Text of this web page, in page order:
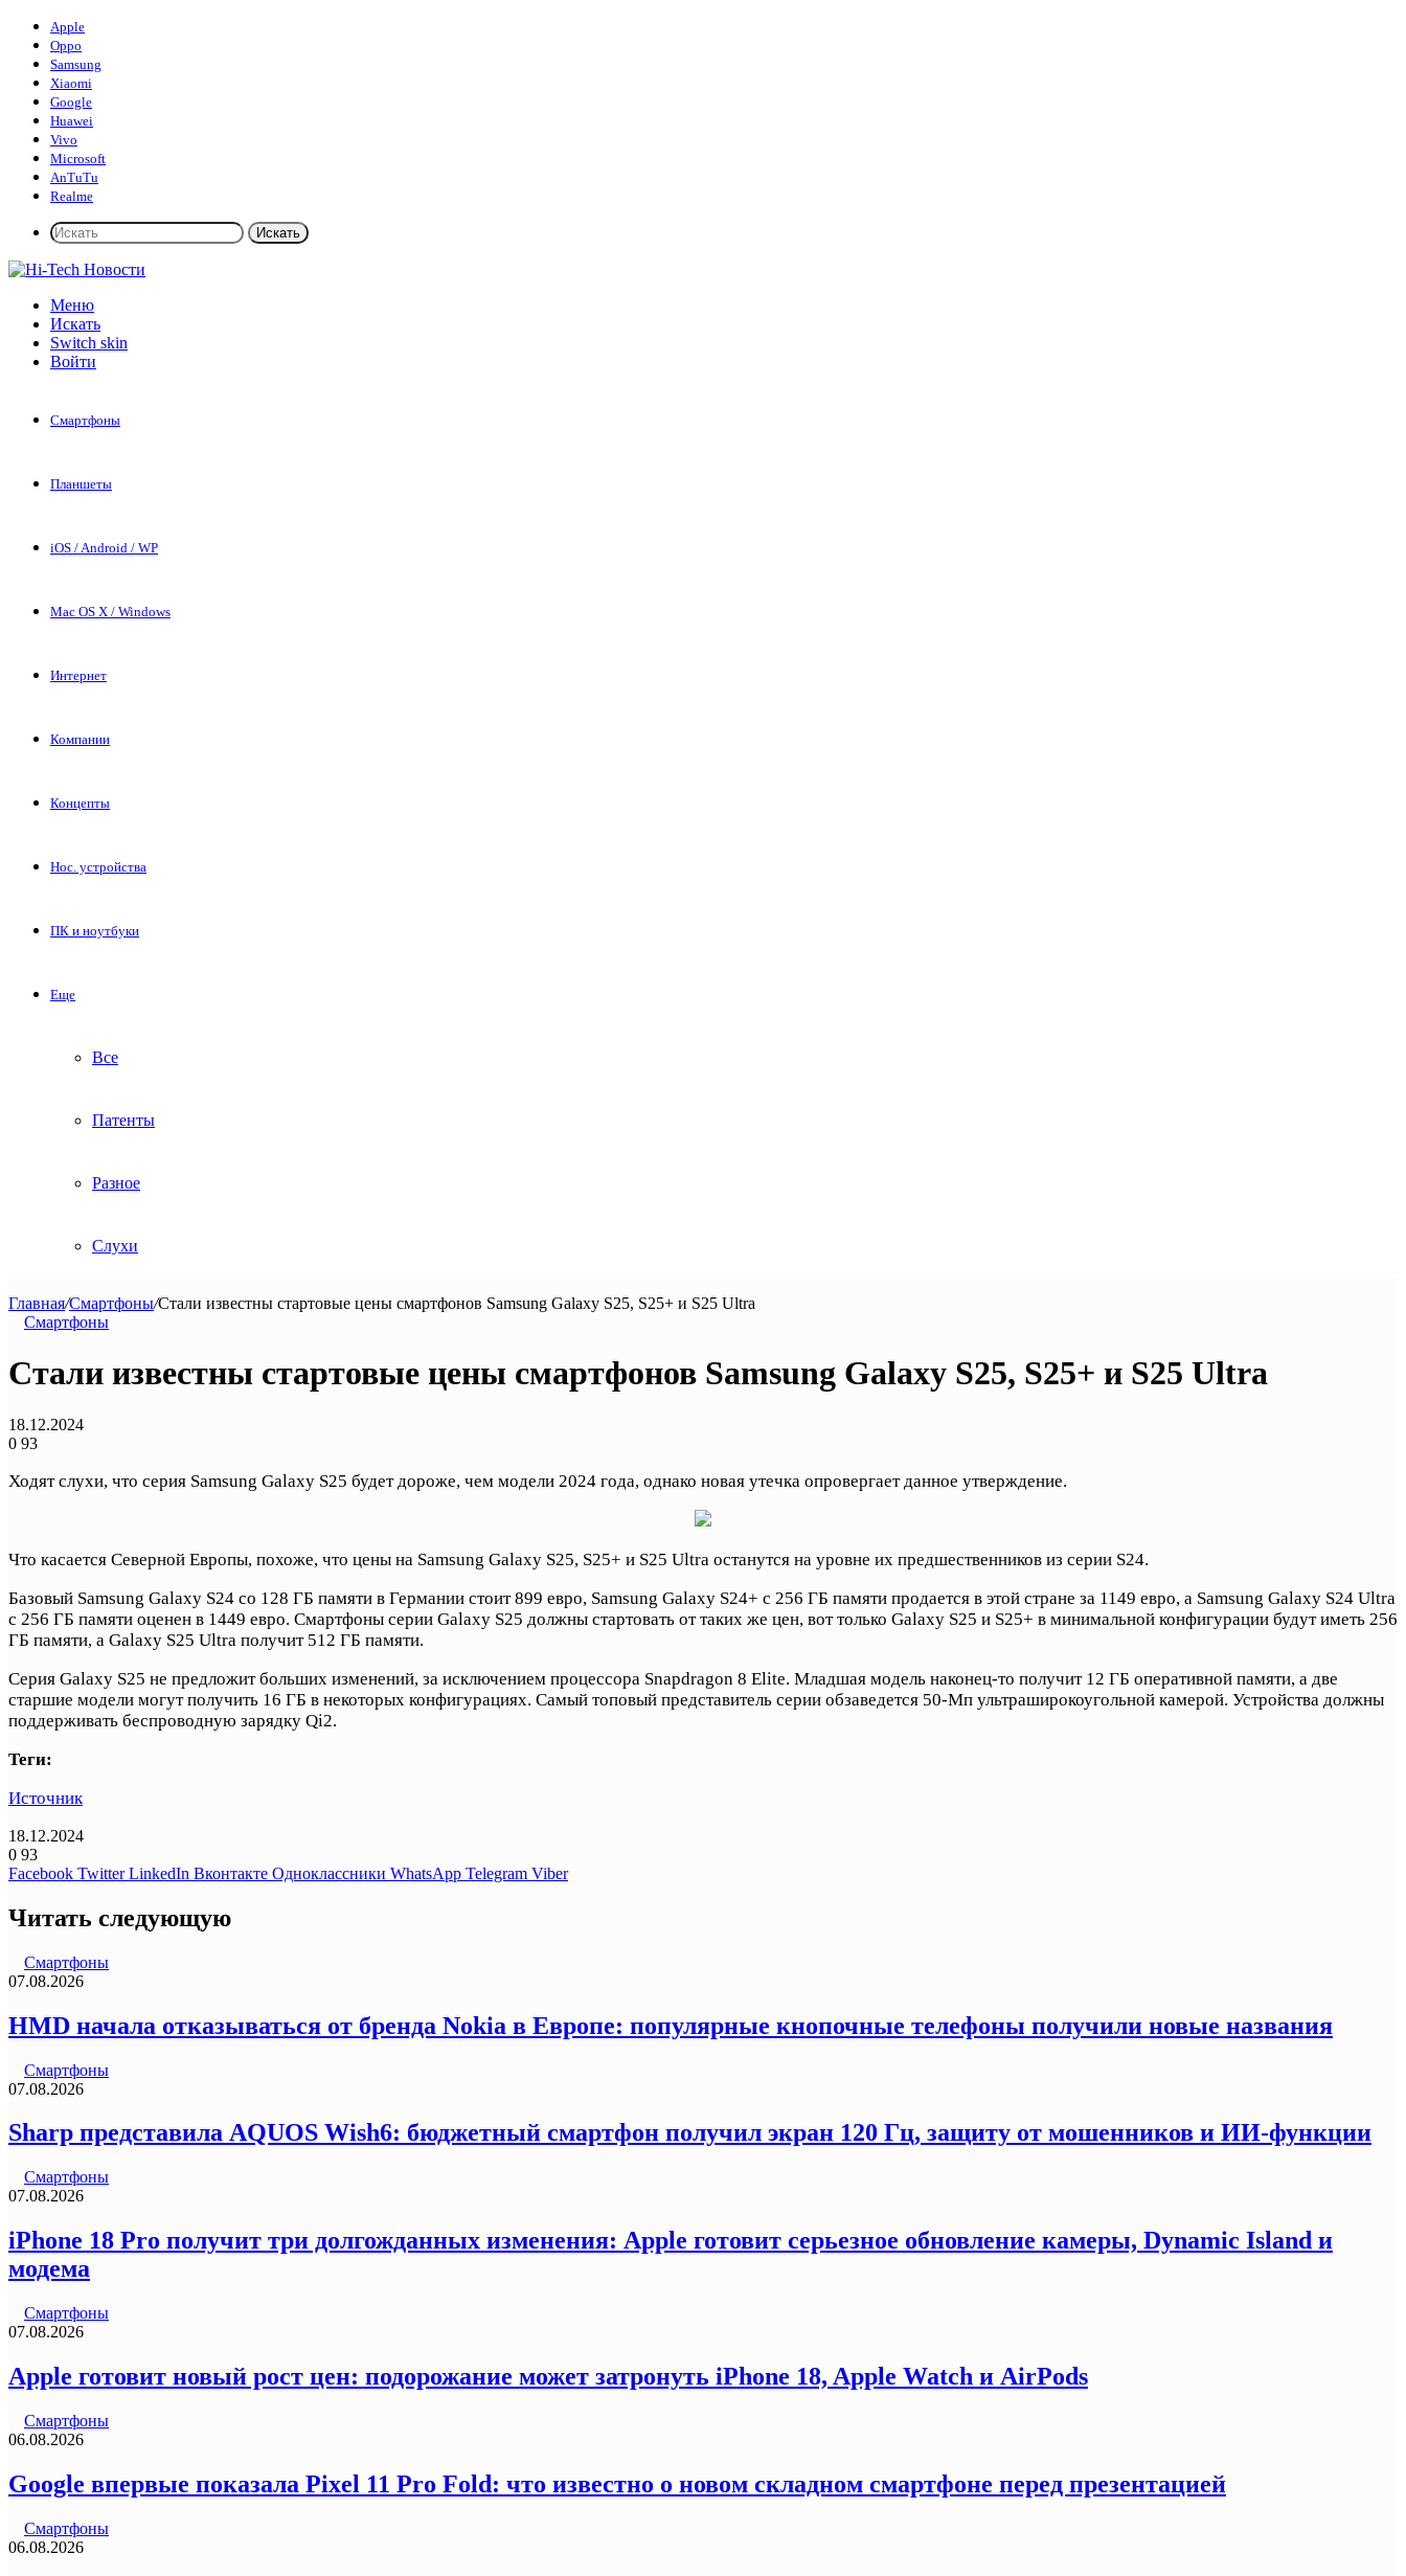
Apple
Oppo
Samsung
Xiaomi
Google
Huawei
Vivo
Microsoft
AnTuTu
Realme
Искать
Меню
Искать
Switch skin
Войти
Смартфоны
Планшеты
iOS / Android / WP
Mac OS X / Windows
Интернет
Компании
Концепты
Нос. устройства
ПК и ноутбуки
Еще
Все
Патенты
Разное
Слухи
Главная/Смартфоны/Стали известны стартовые цены смартфонов Samsung Galaxy S25, S25+ и S25 Ultra
Смартфоны
Стали известны стартовые цены смартфонов Samsung Galaxy S25, S25+ и S25 Ultra
18.12.2024
0 93
Ходят слухи, что серия Samsung Galaxy S25 будет дороже, чем модели 2024 года, однако новая утечка опровергает данное утверждение.
Что касается Северной Европы, похоже, что цены на Samsung Galaxy S25, S25+ и S25 Ultra останутся на уровне их предшественников из серии S24.
Базовый Samsung Galaxy S24 со 128 ГБ памяти в Германии стоит 899 евро, Samsung Galaxy S24+ с 256 ГБ памяти продается в этой стране за 1149 евро, а Samsung Galaxy S24 Ultra
с 256 ГБ памяти оценен в 1449 евро. Смартфоны серии Galaxy S25 должны стартовать от таких же цен, вот только Galaxy S25 и S25+ в минимальной конфигурации будут иметь 256
ГБ памяти, а Galaxy S25 Ultra получит 512 ГБ памяти.
Серия Galaxy S25 не предложит больших изменений, за исключением процессора Snapdragon 8 Elite. Младшая модель наконец-то получит 12 ГБ оперативной памяти, а две
старшие модели могут получить 16 ГБ в некоторых конфигурациях. Самый топовый представитель серии обзаведется 50-Мп ультраширокоугольной камерой. Устройства должны
поддерживать беспроводную зарядку Qi2.
Теги:
Источник
18.12.2024
0 93
Facebook Twitter LinkedIn Вконтакте Одноклассники WhatsApp Telegram Viber
Читать следующую
Смартфоны
07.08.2026
HMD начала отказываться от бренда Nokia в Европе: популярные кнопочные телефоны получили новые названия
Смартфоны
07.08.2026
Sharp представила AQUOS Wish6: бюджетный смартфон получил экран 120 Гц, защиту от мошенников и ИИ-функции
Смартфоны
07.08.2026
iPhone 18 Pro получит три долгожданных изменения: Apple готовит серьезное обновление камеры, Dynamic Island и
модема
Смартфоны
07.08.2026
Apple готовит новый рост цен: подорожание может затронуть iPhone 18, Apple Watch и AirPods
Смартфоны
06.08.2026
Google впервые показала Pixel 11 Pro Fold: что известно о новом складном смартфоне перед презентацией
Смартфоны
06.08.2026